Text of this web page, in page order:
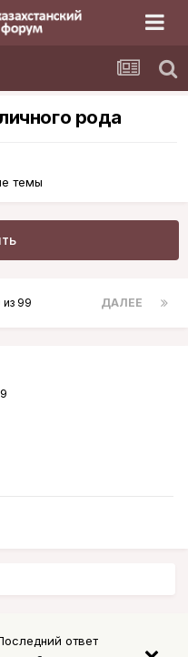
рода
темы
ДАЛЕЕ
99
ответ